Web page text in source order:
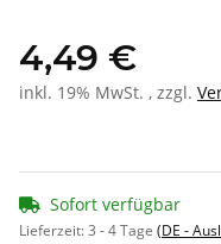
4,49 €
inkl. 19% MwSt. , zzgl.
Sofort verfügbar
Lieferzeit:3 - 4 Tage (DE -